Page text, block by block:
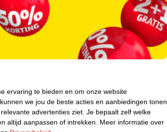
van
stop
product
ervaring te bieden en om onze website
we jou de beste acties en aanbiedingen tonen
advertenties ziet. Je bepaalt zelf welke
altijd aanpassen of intrekken. Meer informatie over